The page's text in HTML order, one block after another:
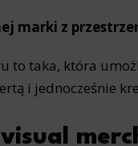
choices you make while using our
marki z
to taka, która
i jednocześnie